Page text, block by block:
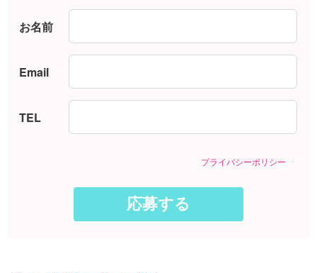
お名前
Email
TEL
プライバシーポリシー